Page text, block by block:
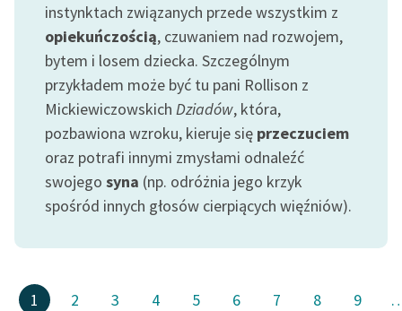
instynktach związanych przede wszystkim z
opiekuńczością, czuwaniem nad rozwojem,
bytem i losem dziecka. Szczególnym
przykładem może być tu pani Rollison z
Mickiewiczowskich Dziadów, która,
pozbawiona wzroku, kieruje się przeczuciem
oraz potrafi innymi zmysłami odnaleźć
swojego syna (np. odróżnia jego krzyk
spośród innych głosów cierpiących więźniów).
1 2 3 4 5 6 7 8 9